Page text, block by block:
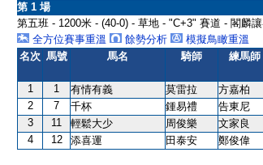
第 1 場
第五班 - 1200米 - (40-0) - 草地 - "C+3" 賽道 - 閣麟
全方位賽事重溫
餘勢分析
模擬鳥瞰重溫
名次 馬號 馬名 騎師 練馬師
1 1 有情有義 莫雷拉 方嘉柏
2
7 千杯 鍾易禮 告東尼
3
11 輕鬆大少 周俊樂 文家良
4
12 添喜運 田泰安 鄭俊偉